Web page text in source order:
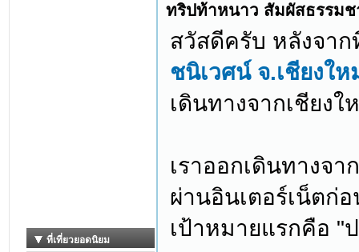
ทริปท้าหนาว สัมผัสธรรมช
สวัสดีครับ หลังจาก
ชนิเวศน์ จ.เชียงให
เดินทางจากเชียง
เราออกเดินทางจา
ผ่านอินเตอร์เน็ตก่
เป้าหมายแรกคือ "